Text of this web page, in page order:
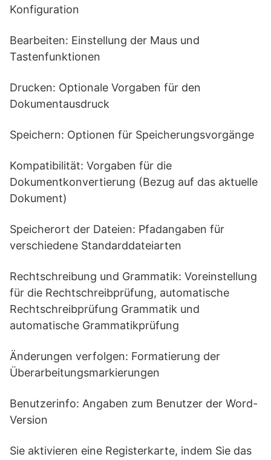
Konfiguration
Bearbeiten: Einstellung der Maus und
Tastenfunktionen
Drucken: Optionale Vorgaben für den
Dokumentausdruck
Speichern: Optionen für Speicherungsvorgänge
Kompatibilität: Vorgaben für die
Dokumentkonvertierung (Bezug auf das aktuelle
Dokument)
Speicherort der Dateien: Pfadangaben für
verschiedene Standarddateiarten
Rechtschreibung und Grammatik: Voreinstellung
für die Rechtschreibprüfung, automatische
Rechtschreibprüfung Grammatik und
automatische Grammatikprüfung
Änderungen verfolgen: Formatierung der
Überarbeitungsmarkierungen
Benutzerinfo: Angaben zum Benutzer der Word-
Version
Sie aktivieren eine Registerkarte, indem Sie das